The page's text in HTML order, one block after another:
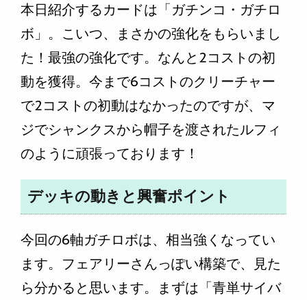
本日紹介するカードは「ガチンコ・ガチロ
ボ」。こいつ、まさかの強化をもらいまし
た！最強の強化です。なんと2コストの初
動を獲得。今まで6コストのクリーチャー
で2コストの初動はなかったのですが、マ
ジでシャンクスから帽子を渡されたルフィ
のように頑張っております！
デッキの動きと興奮ポイント
今回の6軸ガチロボは、相当強くなってい
ます。フェアリーさんっぽい構築で、見た
ら分かると思います。まずは「青単サイバ